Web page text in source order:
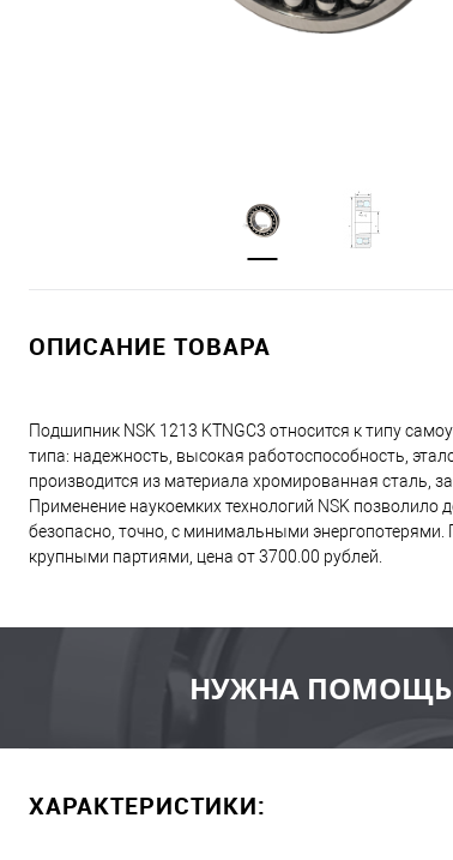
ОПИСАНИЕ ТОВАРА
Подшипник NSK 1213 KTNGC3 относится к типу
типа: надежность, высокая работоспособность,
производится из материала хромированная сталь,
Применение наукоемких технологий NSK
безопасно, точно, с минимальными
крупными партиями, цена от 3700.00 рублей.
НУЖНА ПОМОЩЬ
ХАРАКТЕРИСТИКИ: